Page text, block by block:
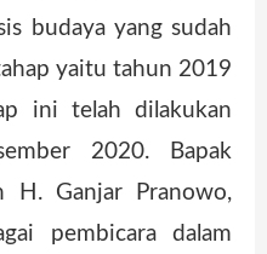
budaya yang sudah
yaitu tahun 2019
ini telah dilakukan
2020. Bapak
H. Ganjar Pranowo,
pembicara dalam